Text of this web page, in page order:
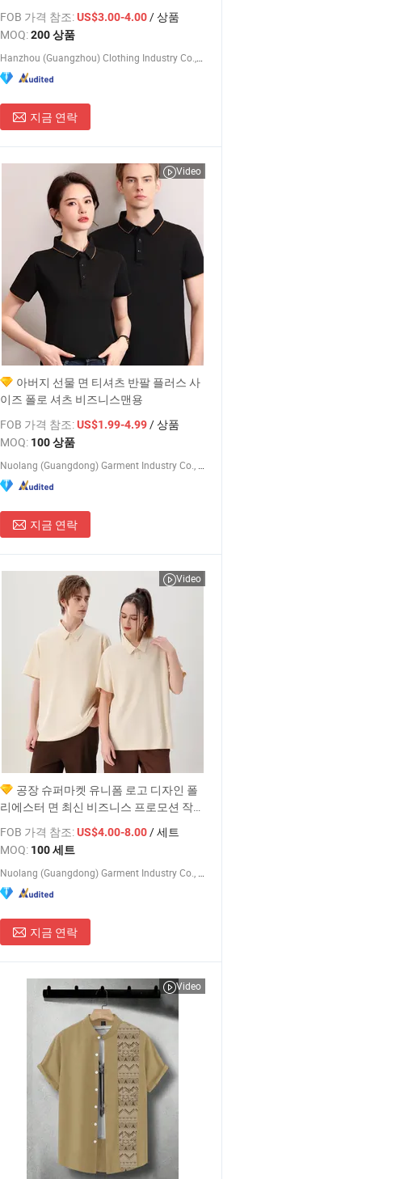
FOB 가격 참조:US$3.00-4.00/ 상품
MOQ:200 상품
지금 연락
Video
아버지 선물 면 티셔츠 반팔 플러스 사
이즈 폴로 셔츠 비즈니스맨용
FOB 가격 참조:US$1.99-4.99/ 상품
MOQ: 100 상품
지금 연락
Video
공장 슈퍼마켓 유니폼 로고 디자인 폴
리에스터 면 최신 비즈니스 프로모션 작업
복 선물 회사 유니폼 폴로 셔츠 작업복
FOB 가격 참조:US$4.00-8.00/ 세트
MOQ: 100 세트
지금 연락
Video